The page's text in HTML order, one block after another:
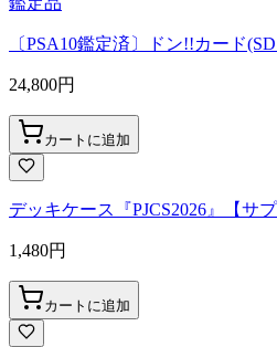
〔PSA10鑑定済〕ドン!!カード
24,800円
カートに追加
デッキケース『PJCS2026』【サプ
1,480円
カートに追加